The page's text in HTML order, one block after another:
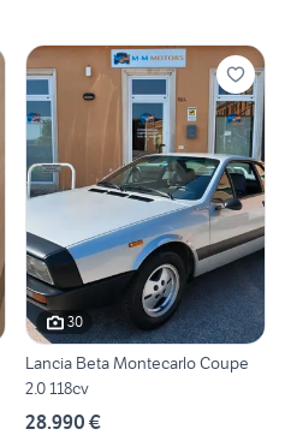
30
Lancia Beta Montecarlo Coupe
2.0 118cv
28.990 €